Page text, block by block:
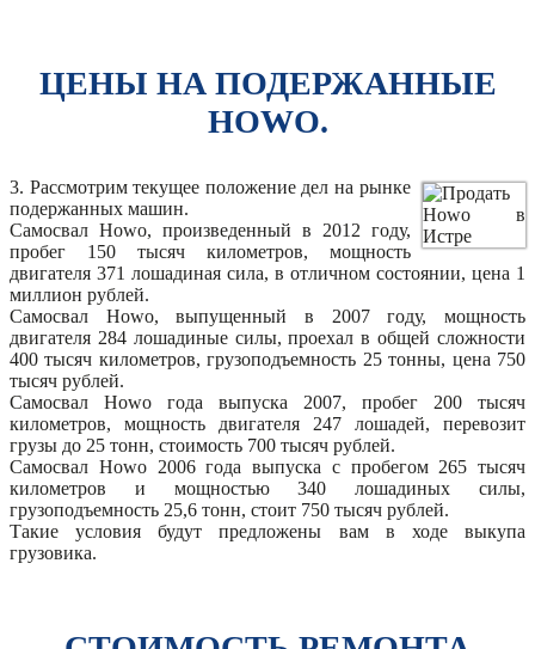
ЦЕНЫ НА ПОДЕРЖАННЫЕ
HOWO.
3. Рассмотрим текущее положение дел на рынке
подержанных машин.
Самосвал Howo, произведенный в 2012 году,
пробег 150 тысяч километров, мощность
двигателя 371 лошадиная сила, в отличном состоянии, цена 1
миллион рублей.
Самосвал Howo, выпущенный в 2007 году, мощность
двигателя 284 лошадиные силы, проехал в общей сложности
400 тысяч километров, грузоподъемность 25 тонны, цена 750
тысяч рублей.
Самосвал Howo года выпуска 2007, пробег 200 тысяч
километров, мощность двигателя 247 лошадей, перевозит
грузы до 25 тонн, стоимость 700 тысяч рублей.
Самосвал Howo 2006 года выпуска с пробегом 265 тысяч
километров и мощностью 340 лошадиных силы,
грузоподъемность 25,6 тонн, стоит 750 тысяч рублей.
Такие условия будут предложены вам в ходе выкупа
грузовика.